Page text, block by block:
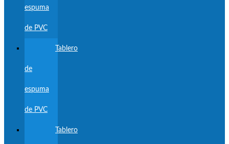
espuma
de PVC
Tablero
de
espuma
de PVC
Tablero